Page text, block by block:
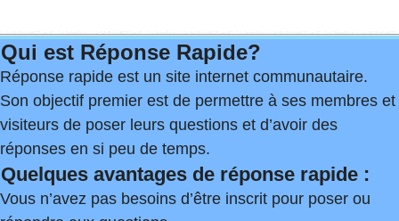
Qui est Réponse Rapide?
Réponse rapide est un site internet communautaire.
Son objectif premier est de permettre à ses membres et
visiteurs de poser leurs questions et d’avoir des
réponses en si peu de temps.
Quelques avantages de réponse rapide :
Vous n’avez pas besoins d’être inscrit pour poser ou